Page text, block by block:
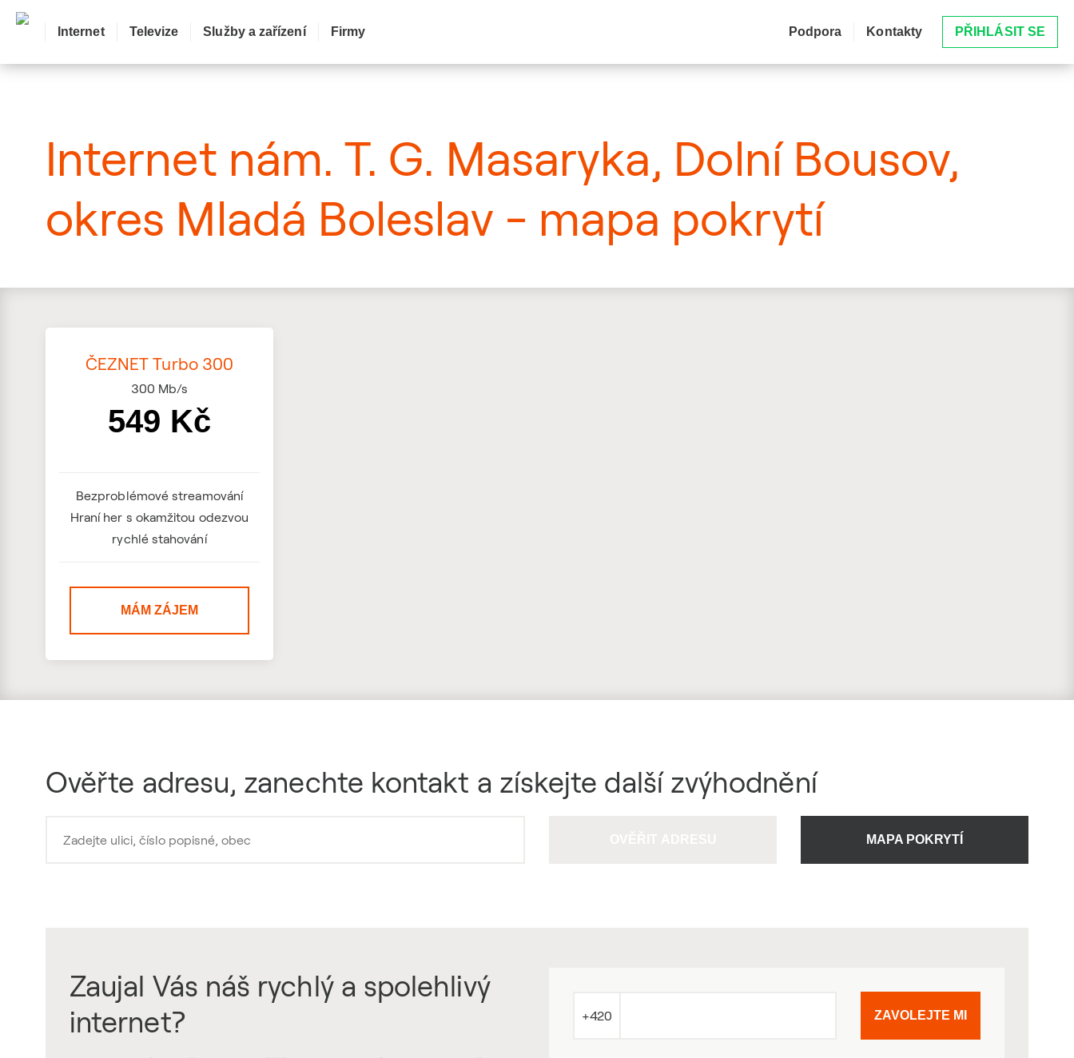
Internet Televize Služby a zařízení Firmy Podpora Kontakty PŘIHLÁSIT SE
Internet nám. T. G. Masaryka, Dolní Bousov,
okres Mladá Boleslav - mapa pokrytí
ČEZNET Turbo 300
300 Mb/s
549 Kč
Bezproblémové streamování
Hraní her s okamžitou odezvou
rychlé stahování
MÁM ZÁJEM
Ověřte adresu, zanechte kontakt a získejte další zvýhodnění
MAPA POKRYTÍ
Zaujal Vás náš rychlý a spolehlivý
internet?
+420 ZAVOLEJTE MI
: Mapa pokrytí ulice